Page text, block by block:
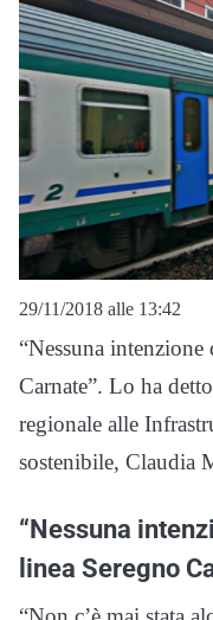
29/11/2018 alle 13:42
“Nessuna
Carnate”. Lo ha
regionale alle
sostenibile, Claudia
“Nessuna
linea Seregno